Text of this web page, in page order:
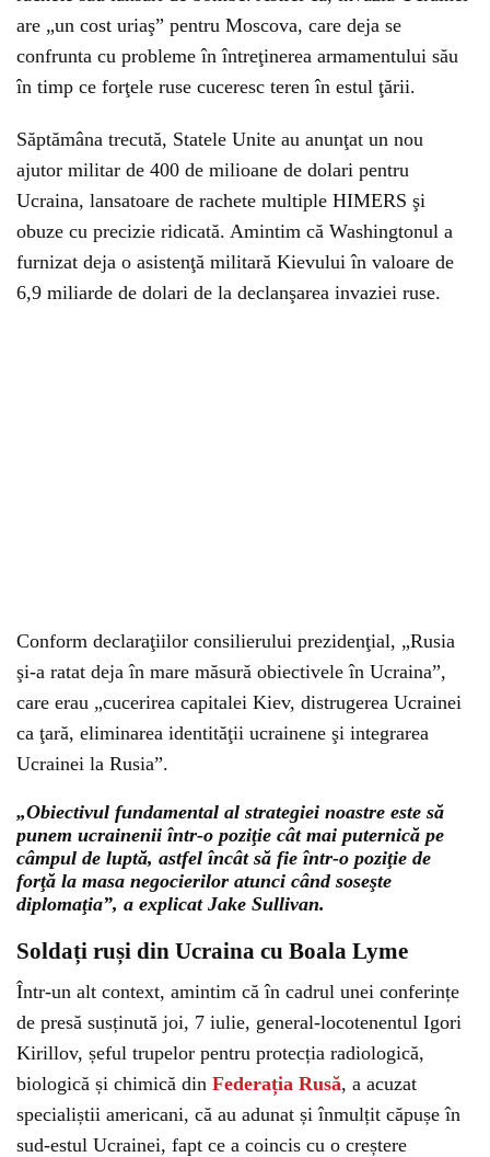
are „un cost uriaş” pentru Moscova, care deja se
confrunta cu probleme în întreţinerea armamentului său
în timp ce forţele ruse cuceresc teren în estul ţării.
Săptămâna trecută, Statele Unite au anunţat un nou
ajutor militar de 400 de milioane de dolari pentru
Ucraina, lansatoare de rachete multiple HIMERS şi
obuze cu precizie ridicată. Amintim că Washingtonul a
furnizat deja o asistenţă militară Kievului în valoare de
6,9 miliarde de dolari de la declanşarea invaziei ruse.
Conform declaraţiilor consilierului prezidenţial, „Rusia
şi-a ratat deja în mare măsură obiectivele în Ucraina”,
care erau „cucerirea capitalei Kiev, distrugerea Ucrainei
ca ţară, eliminarea identităţii ucrainene şi integrarea
Ucrainei la Rusia”.
„Obiectivul fundamental al strategiei noastre este să
punem ucrainenii într-o poziţie cât mai puternică pe
câmpul de luptă, astfel încât să fie într-o poziţie de
forţă la masa negocierilor atunci când soseşte
diplomaţia”, a explicat Jake Sullivan.
Soldați ruși din Ucraina cu Boala Lyme
Într-un alt context, amintim că în cadrul unei conferințe
de presă susținută joi, 7 iulie, general-locotenentul Igori
Kirillov, șeful trupelor pentru protecția radiologică,
biologică și chimică din Federația Rusă, a acuzat
specialiștii americani, că au adunat și înmulțit căpușe în
sud-estul Ucrainei, fapt ce a coincis cu o creștere